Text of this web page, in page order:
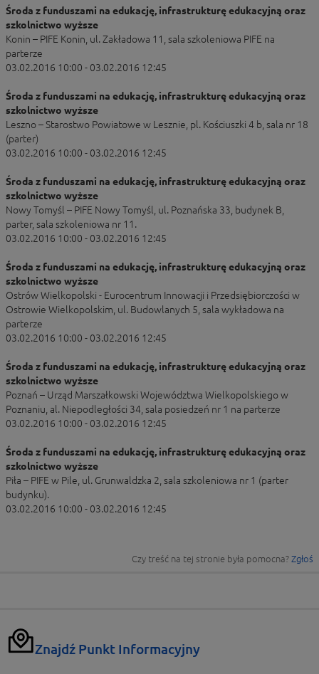
Środa z funduszami na edukację, infrastrukturę edukacyjną oraz
szkolnictwo wyższe
Konin – PIFE Konin, ul. Zakładowa 11, sala szkoleniowa PIFE na
parterze
03.02.2016 10:00 - 03.02.2016 12:45
Środa z funduszami na edukację, infrastrukturę edukacyjną oraz
szkolnictwo wyższe
Leszno – Starostwo Powiatowe w Lesznie, pl. Kościuszki 4 b, sala nr 18
(parter)
03.02.2016 10:00 - 03.02.2016 12:45
Środa z funduszami na edukację, infrastrukturę edukacyjną oraz
szkolnictwo wyższe
Nowy Tomyśl – PIFE Nowy Tomyśl, ul. Poznańska 33, budynek B,
parter, sala szkoleniowa nr 11.
03.02.2016 10:00 - 03.02.2016 12:45
Środa z funduszami na edukację, infrastrukturę edukacyjną oraz
szkolnictwo wyższe
Ostrów Wielkopolski - Eurocentrum Innowacji i Przedsiębiorczości w
Ostrowie Wielkopolskim, ul. Budowlanych 5, sala wykładowa na
parterze
03.02.2016 10:00 - 03.02.2016 12:45
Środa z funduszami na edukację, infrastrukturę edukacyjną oraz
szkolnictwo wyższe
Poznań – Urząd Marszałkowski Województwa Wielkopolskiego w
Poznaniu, al. Niepodległości 34, sala posiedzeń nr 1 na parterze
03.02.2016 10:00 - 03.02.2016 12:45
Środa z funduszami na edukację, infrastrukturę edukacyjną oraz
szkolnictwo wyższe
Piła – PIFE w Pile, ul. Grunwaldzka 2, sala szkoleniowa nr 1 (parter
budynku).
03.02.2016 10:00 - 03.02.2016 12:45
Czy treść na tej stronie była pomocna? Zgłoś
Znajdź Punkt Informacyjny